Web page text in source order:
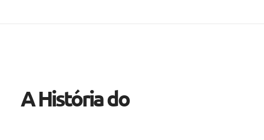
A História do